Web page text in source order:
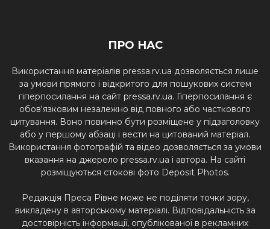
ПРО НАС
Використання матеріалів pressa.rv.ua дозволяється лише
за умови прямого і відкритого для пошукових систем
гіперпосилання на сайт pressa.rv.ua. Гіперпосилання є
обов'язковим незалежно від повного або часткового
цитування. Воно повинно бути розміщене у підзаголовку
або у першому абзаці і вести на цитований матеріал.
Використання фотографій та відео дозволяється за умови
вказання на джерело pressa.rv.ua і автора. На сайті
розміщуються стокові фото Deposit Photos.
Редакція Преса Рівне може не поділяти точки зору,
викладену в авторському матеріалі. Відповідальність за
достовірність інформації, опублікованої в рекламних